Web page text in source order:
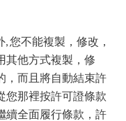
您不能複製，修改，
其他方式複製，修
，而且將自動結束許
您那裡按許可證條款
續全面履行條款，許